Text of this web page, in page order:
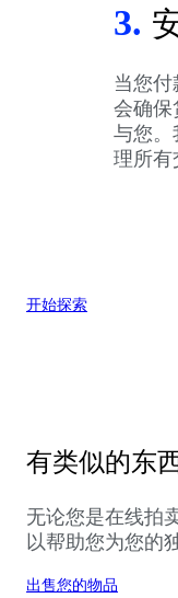
3.
当您付
会确保
与您。
理所有
开始探索
有类似的东
无论您是在线拍
以帮助您为您的
出售您的物品